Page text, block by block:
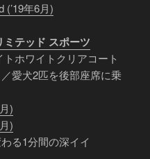
(’19年6月)
テッド スポーツ
ホワイトクリアコート
愛犬2匹を後部座席に乗
)
)
る1分間の深イイ